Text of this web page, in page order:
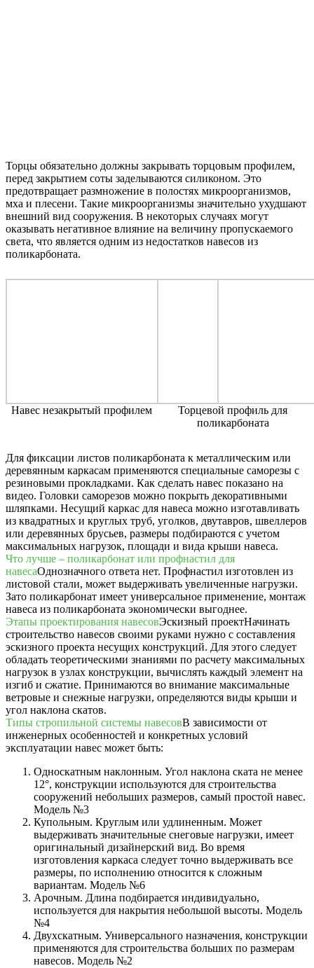
Торцы обязательно должны закрывать торцовым профилем,
перед закрытием соты заделываются силиконом. Это
предотвращает размножение в полостях микроорганизмов,
мха и плесени. Такие микроорганизмы значительно ухудшают
внешний вид сооружения. В некоторых случаях могут
оказывать негативное влияние на величину пропускаемого
света, что является одним из недостатков навесов из
поликарбоната.
Навес незакрытый профилем
Торцевой профиль для
поликарбоната
Для фиксации листов поликарбоната к металлическим или
деревянным каркасам применяются специальные саморезы с
резиновыми прокладками. Как сделать навес показано на
видео. Головки саморезов можно покрыть декоративными
шляпками. Несущий каркас для навеса можно изготавливать
из квадратных и круглых труб, уголков, двутавров, швеллеров
или деревянных брусьев, размеры подбираются с учетом
максимальных нагрузок, площади и вида крыши навеса.
Что лучше – поликарбонат или профнастил для
навесаОднозначного ответа нет. Профнастил изготовлен из
листовой стали, может выдерживать увеличенные нагрузки.
Зато поликарбонат имеет универсальное применение, монтаж
навеса из поликарбоната экономически выгоднее.
Этапы проектирования навесовЭскизный проектНачинать
строительство навесов своими руками нужно с составления
эскизного проекта несущих конструкций. Для этого следует
обладать теоретическими знаниями по расчету максимальных
нагрузок в узлах конструкции, вычислять каждый элемент на
изгиб и сжатие. Принимаются во внимание максимальные
ветровые и снежные нагрузки, определяются виды крыши и
угол наклона скатов.
Типы стропильной системы навесовВ зависимости от
инженерных особенностей и конкретных условий
эксплуатации навес может быть:
Односкатным наклонным. Угол наклона ската не менее
12°, конструкции используются для строительства
сооружений небольших размеров, самый простой навес.
Модель №3
Купольным. Круглым или удлиненным. Может
выдерживать значительные снеговые нагрузки, имеет
оригинальный дизайнерский вид. Во время
изготовления каркаса следует точно выдерживать все
размеры, по исполнению относится к сложным
вариантам. Модель №6
Арочным. Длина подбирается индивидуально,
используется для накрытия небольшой высоты. Модель
№4
Двухскатным. Универсального назначения, конструкции
применяются для строительства больших по размерам
навесов. Модель №2